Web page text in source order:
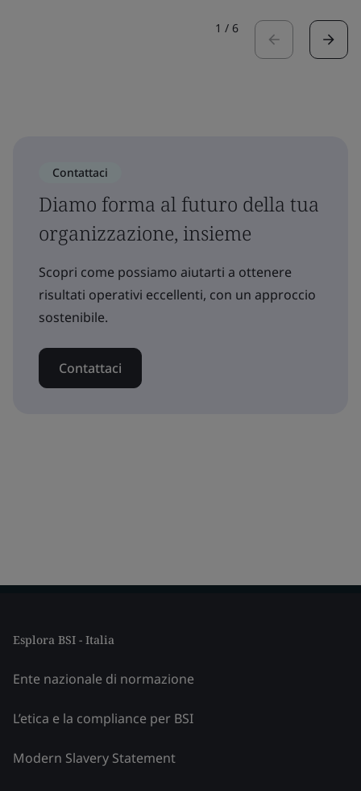
1 / 6
Contattaci
Diamo forma al futuro della tua
organizzazione, insieme
Scopri come possiamo aiutarti a ottenere
risultati operativi eccellenti, con un approccio
sostenibile.
Contattaci
Esplora BSI - Italia
Ente nazionale di normazione
L’etica e la compliance per BSI
Modern Slavery Statement